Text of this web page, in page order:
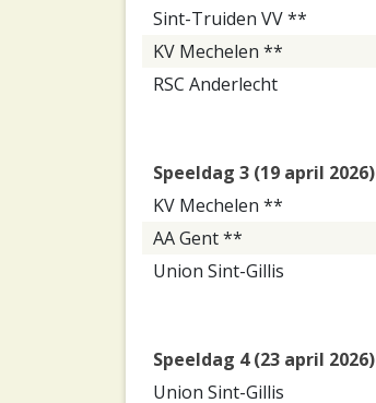
Sint-Truiden VV **
KV Mechelen **
RSC Anderlecht
Speeldag 3 (19 april 2026)
KV Mechelen **
AA Gent **
Union Sint-Gillis
Speeldag 4 (23 april 2026)
Union Sint-Gillis